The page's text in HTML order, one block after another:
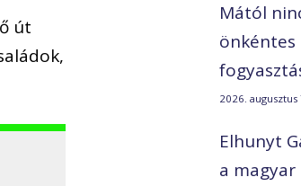
út
Mától
önkéntes
2026. augusztus
Elhunyt
a magyar